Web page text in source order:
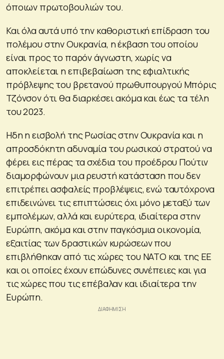
όποιων πρωτοβουλιών του.
Και όλα αυτά υπό την καθοριστική επίδραση του
πολέμου στην Ουκρανία, η έκβαση του οποίου
είναι προς το παρόν άγνωστη, χωρίς να
αποκλείεται η επιβεβαίωση της εφιαλτικής
πρόβλεψης του βρετανού πρωθυπουργού Μπόρις
Τζόνσον ότι θα διαρκέσει ακόμα και έως τα τέλη
του 2023.
Ηδη η εισβολή της Ρωσίας στην Ουκρανία και η
απροσδόκητη αδυναμία του ρωσικού στρατού να
φέρει εις πέρας τα σχέδια του προέδρου Πούτιν
διαμορφώνουν μια ρευστή κατάσταση που δεν
επιτρέπει ασφαλείς προβλέψεις, ενώ ταυτόχρονα
επιδεινώνει τις επιπτώσεις όχι μόνο μεταξύ των
εμπολέμων, αλλά και ευρύτερα, ιδιαίτερα στην
Ευρώπη, ακόμα και στην παγκόσμια οικονομία,
εξαιτίας των δραστικών κυρώσεων που
επιβλήθηκαν από τις χώρες του ΝΑΤΟ και της ΕΕ
και οι οποίες έχουν επώδυνες συνέπειες και για
τις χώρες που τις επέβαλαν και ιδιαίτερα την
Ευρώπη.